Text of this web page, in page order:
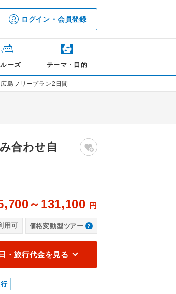
ログイン・会員登録
ーズ テーマ・目的
島フリープラン2日間
合わせ自
橋（※観光にかかる費用はお客様負担となりま
～131,100 円
用可 価格変動型ツアー
・旅行代金を見る